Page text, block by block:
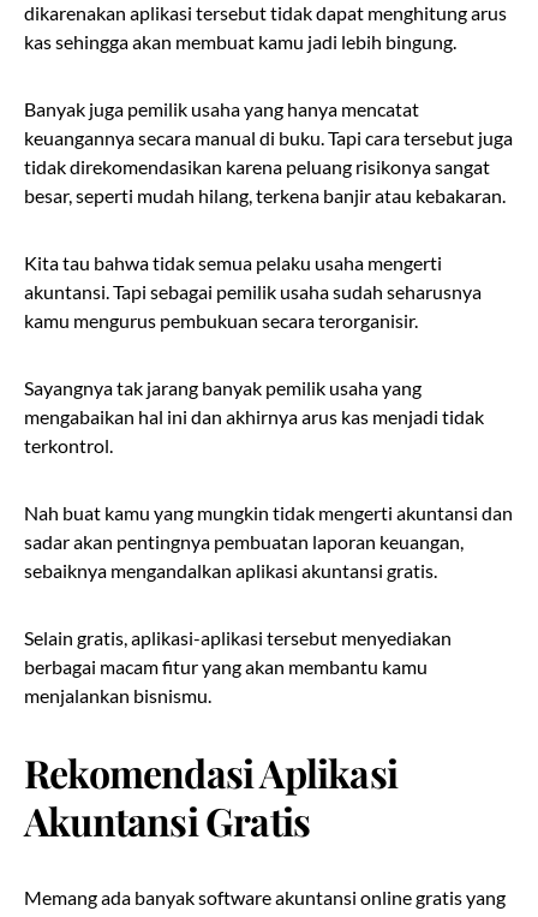
dikarenakan aplikasi tersebut tidak dapat menghitung arus
kas sehingga akan membuat kamu jadi lebih bingung.
Banyak juga pemilik usaha yang hanya mencatat
keuangannya secara manual di buku. Tapi cara tersebut juga
tidak direkomendasikan karena peluang risikonya sangat
besar, seperti mudah hilang, terkena banjir atau kebakaran.
Kita tau bahwa tidak semua pelaku usaha mengerti
akuntansi. Tapi sebagai pemilik usaha sudah seharusnya
kamu mengurus pembukuan secara terorganisir.
Sayangnya tak jarang banyak pemilik usaha yang
mengabaikan hal ini dan akhirnya arus kas menjadi tidak
terkontrol.
Nah buat kamu yang mungkin tidak mengerti akuntansi dan
sadar akan pentingnya pembuatan laporan keuangan,
sebaiknya mengandalkan aplikasi akuntansi gratis.
Selain gratis, aplikasi-aplikasi tersebut menyediakan
berbagai macam fitur yang akan membantu kamu
menjalankan bisnismu.
Rekomendasi Aplikasi
Akuntansi Gratis
Memang ada banyak software akuntansi online gratis yang